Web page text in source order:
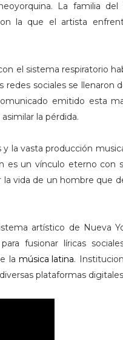
La familia
la que el artista
el sistema respiratorio
redes sociales se llenaron
emitido esta
la pérdida.
la vasta producción
es un vínculo eterno con
vida de un hombre que
artístico de Nueva
fusionar líricas
lamúsica latina.
plataformas